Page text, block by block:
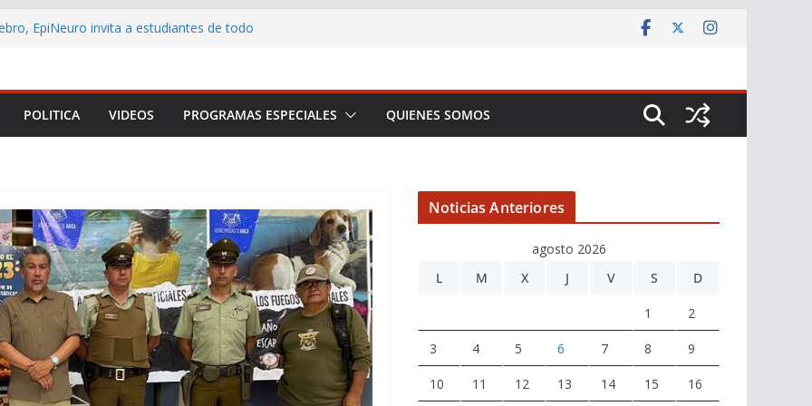
EpiNeuro invita a estudiantes de todo
y Parinacota realizó feria para
de la lactancia materna
POLITICA VIDEOS PROGRAMAS ESPECIALES QUIENES SOMOS
Noticias Anteriores
agosto 2026
L
M X J V S D
1 2
3 4 5 6 7 8 9
10 11 12 13 14 15 16